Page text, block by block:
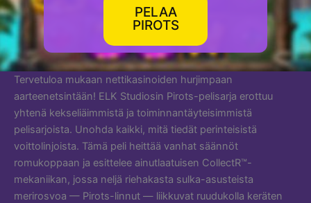
PELAA
PIROTS
Tervetuloa mukaan nettikasinoiden hurjimpaan
aarteenetsintään! ELK Studiosin Pirots-pelisarja erottuu
yhtenä kekseliäimmistä ja toiminnantäyteisimmistä
pelisarjoista. Unohda kaikki, mitä tiedät perinteisistä
voittolinjoista. Tämä peli heittää vanhat säännöt
romukoppaan ja esittelee ainutlaatuisen CollectR™-
mekaniikan, jossa neljä riehakasta sulka-asusteista
merirosvoa — Pirots-linnut — liikkuvat ruudukolla keräten